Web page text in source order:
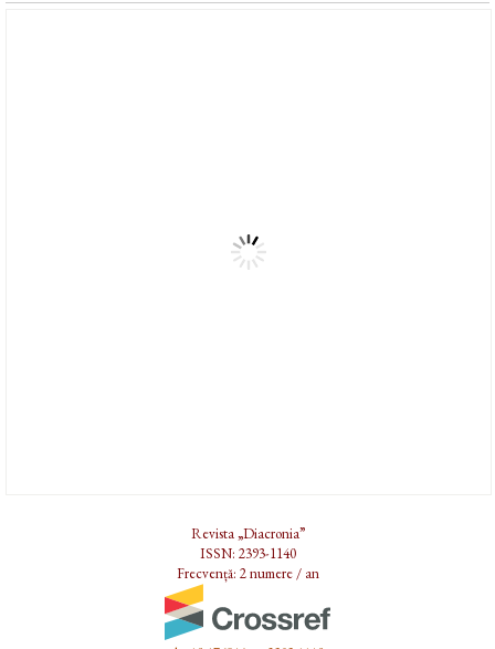
Revista „Diacronia”
ISSN: 2393-1140
Frecvență: 2 numere / an